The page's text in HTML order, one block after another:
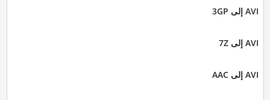
AVI إلى 3GP
AVI إلى 7Z
AVI إلى AAC